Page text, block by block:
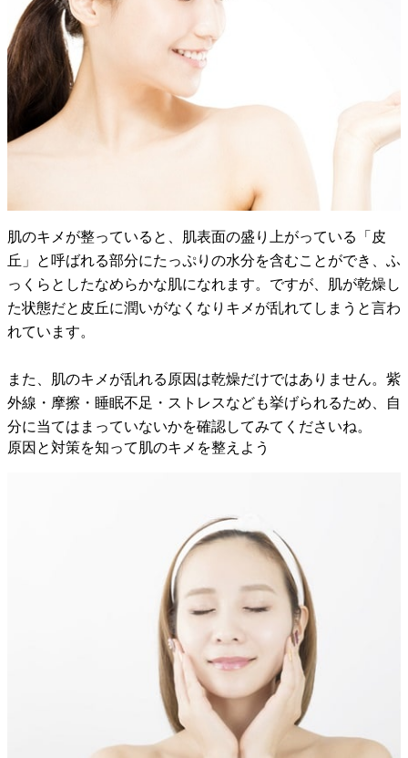
肌のキメが整っていると、肌表面の盛り上がっている「皮
丘」と呼ばれる部分にたっぷりの水分を含むことができ、ふ
っくらとしたなめらかな肌になれます。ですが、肌が乾燥し
た状態だと皮丘に潤いがなくなりキメが乱れてしまうと言わ
れています。
また、肌のキメが乱れる原因は乾燥だけではありません。紫
外線・摩擦・睡眠不足・ストレスなども挙げられるため、自
分に当てはまっていないかを確認してみてくださいね。
原因と対策を知って肌のキメを整えよう